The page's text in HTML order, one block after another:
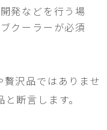
発などを行う場
クーラーが必須
沢品ではありませ
断言します。